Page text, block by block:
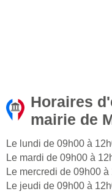
Horaires
mairie de
Le lundi de 09h00 à
Le mardi de 09h00 à
Le mercredi de 09h00
Le jeudi de 09h00 à